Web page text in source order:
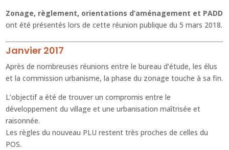
Zonage, règlement, orientations d’aménagement et PADD
ont été présentés lors de cette réunion publique du 5 mars 2018.
Janvier 2017
Après de nombreuses réunions entre le bureau d’étude, les élus
et la commission urbanisme, la phase du zonage touche à sa fin.
L’objectif a été de trouver un compromis entre le
développement du village et une urbanisation maîtrisée et
raisonnée.
Les règles du nouveau PLU restent très proches de celles du
POS.